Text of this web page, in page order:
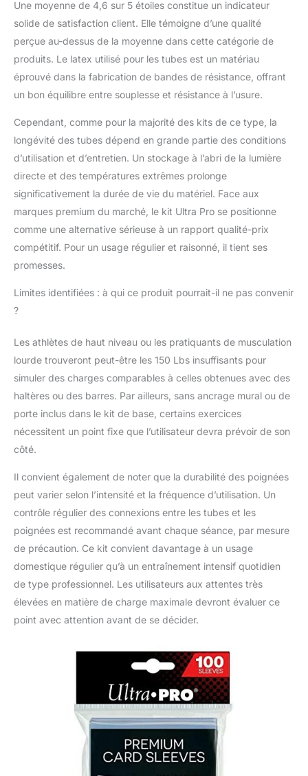
Une moyenne de 4,6 sur 5 étoiles constitue un indicateur
solide de satisfaction client. Elle témoigne d’une qualité
perçue au-dessus de la moyenne dans cette catégorie de
produits. Le latex utilisé pour les tubes est un matériau
éprouvé dans la fabrication de bandes de résistance, offrant
un bon équilibre entre souplesse et résistance à l’usure.
Cependant, comme pour la majorité des kits de ce type, la
longévité des tubes dépend en grande partie des conditions
d’utilisation et d’entretien. Un stockage à l’abri de la lumière
directe et des températures extrêmes prolonge
significativement la durée de vie du matériel. Face aux
marques premium du marché, le kit Ultra Pro se positionne
comme une alternative sérieuse à un rapport qualité-prix
compétitif. Pour un usage régulier et raisonné, il tient ses
promesses.
Limites identifiées : à qui ce produit pourrait-il ne pas convenir
?
Les athlètes de haut niveau ou les pratiquants de musculation
lourde trouveront peut-être les 150 Lbs insuffisants pour
simuler des charges comparables à celles obtenues avec des
haltères ou des barres. Par ailleurs, sans ancrage mural ou de
porte inclus dans le kit de base, certains exercices
nécessitent un point fixe que l’utilisateur devra prévoir de son
côté.
Il convient également de noter que la durabilité des poignées
peut varier selon l’intensité et la fréquence d’utilisation. Un
contrôle régulier des connexions entre les tubes et les
poignées est recommandé avant chaque séance, par mesure
de précaution. Ce kit convient davantage à un usage
domestique régulier qu’à un entraînement intensif quotidien
de type professionnel. Les utilisateurs aux attentes très
élevées en matière de charge maximale devront évaluer ce
point avec attention avant de se décider.